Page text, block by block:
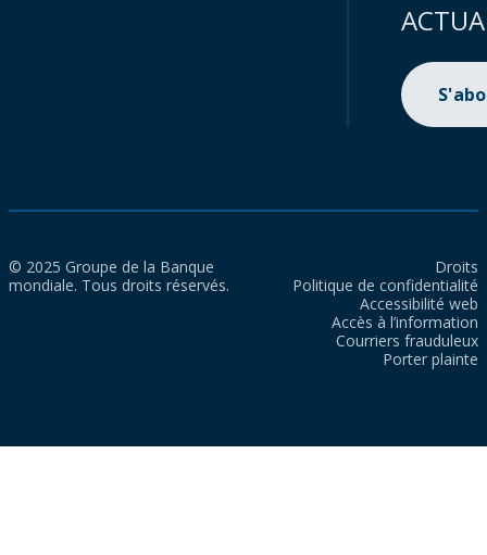
© 2025 Groupe de la Banque
mondiale. Tous droits réservés.
Droits
Politique de confidentialité
Accessibilité web
Accès à l’information
Courriers frauduleux
Porter plainte